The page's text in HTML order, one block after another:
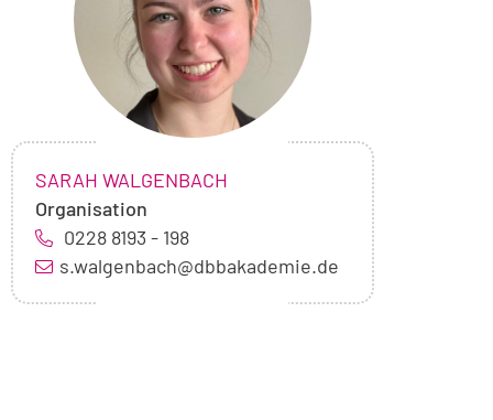
NAME:
SARAH WALGENBACH
Organisation
0228 8193 - 198
s.walgenbach@dbbakademie.de